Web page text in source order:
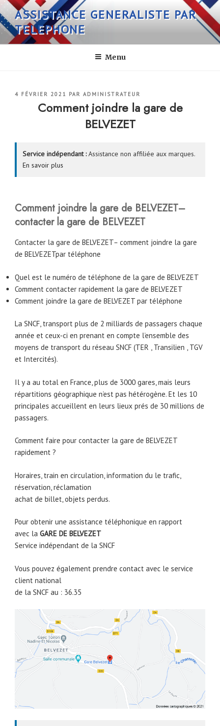
Aller
au
contenu
principal
ASSISTANCE GENERALISTE PAR
TELEPHONE
Menu
PUBLIÉ
4 FÉVRIER 2021 PAR ADMINISTRATEUR
Comment joindre la gare de
BELVEZET
Service indépendant :Assistance non affiliée aux marques.
En savoir plus
Comment joindre la gare de BELVEZET–
contacter la gare de BELVEZET
Contacter la gare de BELVEZET– comment joindre la gare
de BELVEZETpar téléphone
Quel est le numéro de téléphone de la gare de BELVEZET
Comment contacter rapidement la gare de BELVEZET
Comment joindre la gare de BELVEZET par téléphone
La SNCF, transport plus de 2 milliards de passagers chaque
année et ceux-ci en prenant en compte l’ensemble des
moyens de transport du réseau SNCF (TER , Transilien , TGV
et Intercités).
Il y a au total en France, plus de 3000 gares, mais leurs
répartitions géographique n’est pas hétérogène. Et les 10
principales accueillent en leurs lieux prés de 30 millions de
passagers.
Comment faire pour contacter la gare de BELVEZET
rapidement ?
Horaires, train en circulation, information du le trafic,
réservation, réclamation
achat de billet, objets perdus.
Pour obtenir une assistance téléphonique en rapport
avec la GARE DE BELVEZET
Service indépendant de la SNCF
Vous pouvez également prendre contact avec le service
client national
de la SNCF au : 36.35